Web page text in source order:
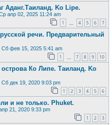
Аданг.Таиланд. Ko Lipe.
апр 02, 2025 11:24 am
1 4 5 6 7
речи. Предварительный
Сб фев 15, 2025 5:41 am
1 7 8 9 10
Ко Липе. Таиланд. Ko
Сб дек 19, 2020 9:03 pm
1 2 3 4 5 6
и не только. Phuket.
21, 2020 9:33 pm
1 2 3